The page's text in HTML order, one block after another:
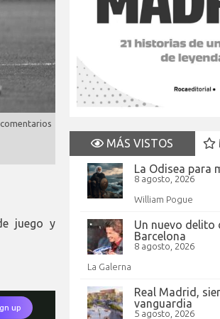
juego y
MÁS VISTOS
La Odisea para
8 agosto, 2026
William Pogue
Un nuevo delito
Barcelona
8 agosto, 2026
La Galerna
Real Madrid,
vanguardia
5 agosto, 2026